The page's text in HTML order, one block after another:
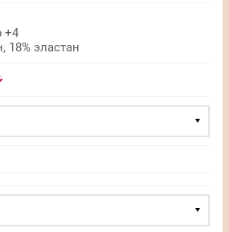
+4
18% эластан